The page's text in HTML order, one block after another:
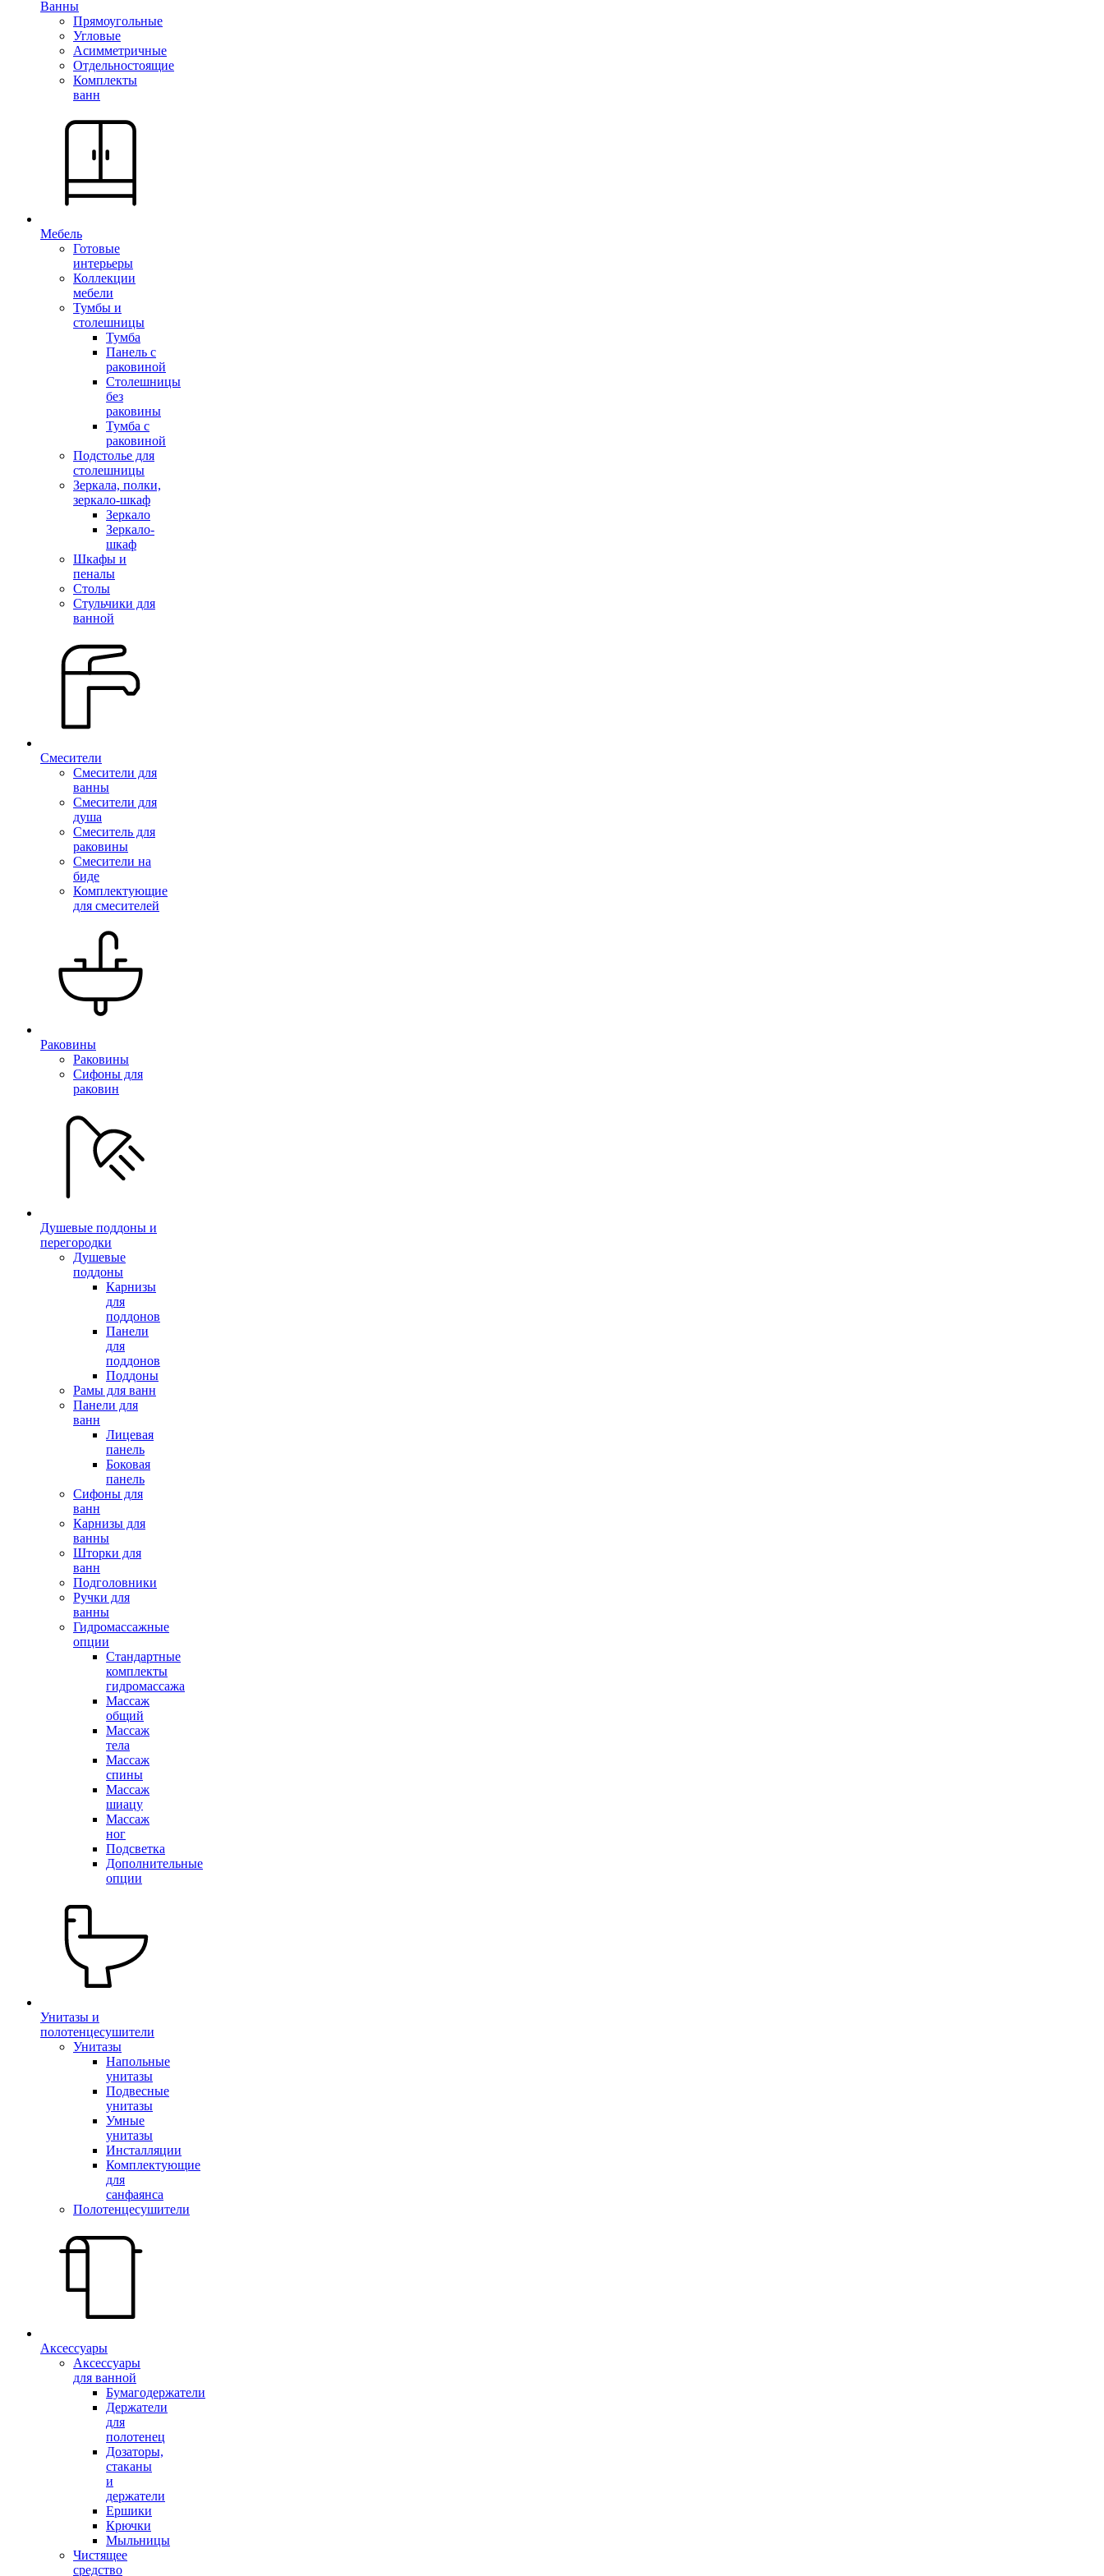
Ванны
Прямоугольные
Угловые
Асимметричные
Отдельностоящие
Комплекты
ванн
Мебель
Готовые
интерьеры
Коллекции
мебели
Тумбы и
столешницы
Тумба
Панель с
раковиной
Столешницы
без
раковины
Тумба с
раковиной
Подстолье для
столешницы
Зеркала, полки,
зеркало-шкаф
Зеркало
Зеркало-
шкаф
Шкафы и
пеналы
Столы
Стульчики для
ванной
Смесители
Смесители для
ванны
Смесители для
душа
Смеситель для
раковины
Смесители на
биде
Комплектующие
для смесителей
Раковины
Раковины
Сифоны для
раковин
Душевые поддоны и
перегородки
Душевые
поддоны
Карнизы
для
поддонов
Панели
для
поддонов
Поддоны
Рамы для ванн
Панели для
ванн
Лицевая
панель
Боковая
панель
Сифоны для
ванн
Карнизы для
ванны
Шторки для
ванн
Подголовники
Ручки для
ванны
Гидромассажные
опции
Стандартные
комплекты
гидромассажа
Массаж
общий
Массаж
тела
Массаж
спины
Массаж
шиацу
Массаж
ног
Подсветка
Дополнительные
опции
Унитазы и
полотенцесушители
Унитазы
Напольные
унитазы
Подвесные
унитазы
Умные
унитазы
Инсталляции
Комплектующие
для
санфаянса
Полотенцесушители
Аксессуары
Аксессуары
для ванной
Бумагодержатели
Держатели
для
полотенец
Дозаторы,
стаканы
и
держатели
Ершики
Крючки
Мыльницы
Чистящее
средство